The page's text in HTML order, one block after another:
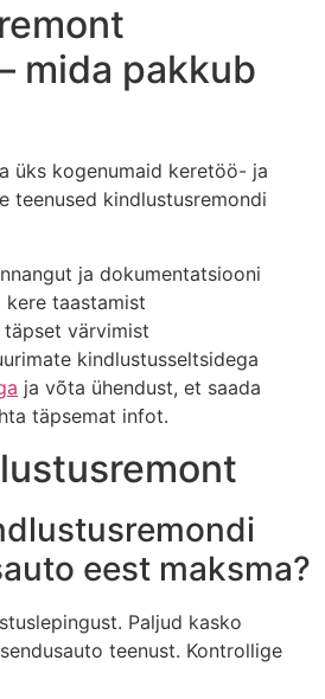
mida pakkub
üks kogenumaid keretöö- ja
teenused kindlustusremondi
ja dokumentatsiooni
kere taastamist
värvimist
kindlustusseltsidega
ja võta ühendust, et saada
täpsemat infot.
eest maksma?
Paljud kasko
teenust. Kontrollige